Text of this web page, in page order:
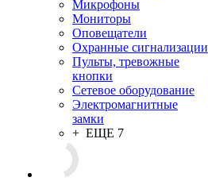
Микрофоны
Мониторы
Оповещатели
Охранные сигнализации
Пульты, тревожные
кнопки
Сетевое оборудование
Электромагнитные
замки
+ ЕЩЕ 7